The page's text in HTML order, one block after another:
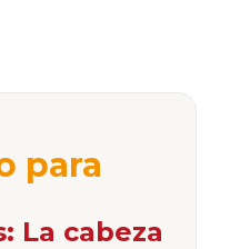
para
La cabeza